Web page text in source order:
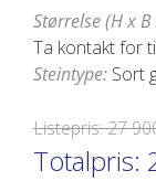
Størrelse (H x B
Ta kontakt for
Steintype: Sort
Listepris:27
Totalpris: